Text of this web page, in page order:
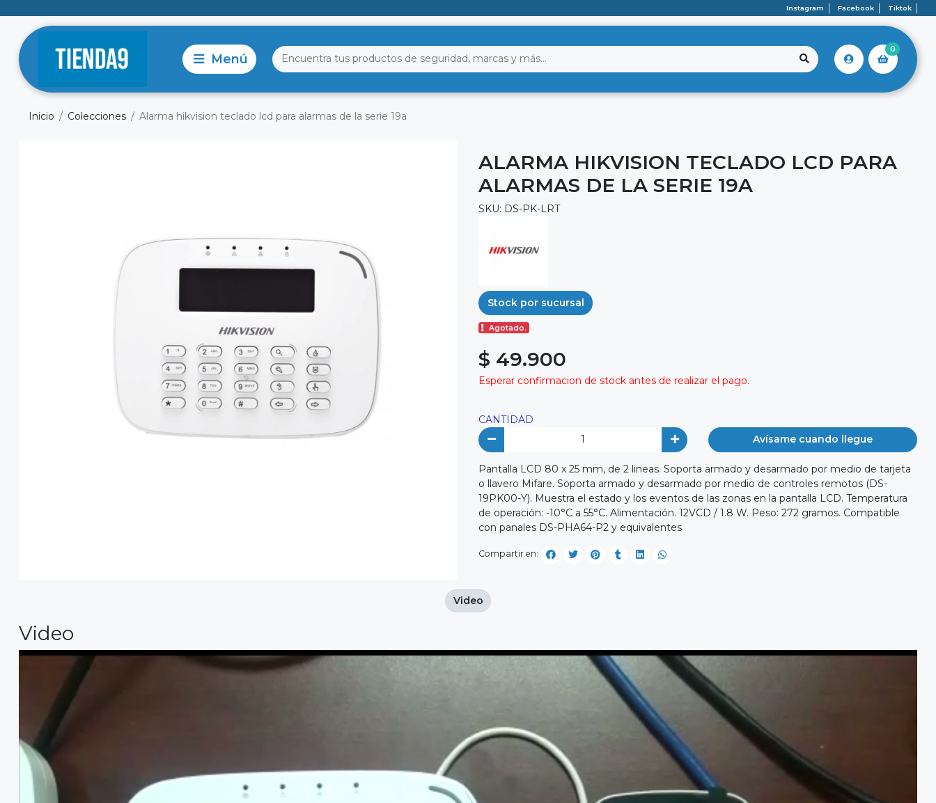
Instagram Facebook Tiktok
0
Inicio Colecciones Alarma hikvision teclado lcd para alarmas de la serie 19a
ALARMA HIKVISION TECLADO LCD PARA
ALARMAS DE LA SERIE 19A
SKU: DS-PK-LRT
Stock por sucursal
Agotado.
$ 49.900
Esperar confirmacion de stock antes de realizar el pago.
CANTIDAD
Avísame cuando llegue
Pantalla LCD 80 x 25 mm, de 2 lineas. Soporta armado y desarmado por medio de tarjeta
o llavero Mifare. Soporta armado y desarmado por medio de controles remotos (DS-
19PK00-Y). Muestra el estado y los eventos de las zonas en la pantalla LCD. Temperatura
de operación: -10°C a 55°C. Alimentación. 12VCD / 1.8 W. Peso: 272 gramos. Compatible
con panales DS-PHA64-P2 y equivalentes
Compartir en:
Video
Video